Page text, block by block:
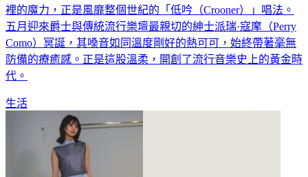
裡的魔力，正是風靡整個世紀的「低吟（Crooner）」唱法。
五月迎來爵士與傳統流行樂壇最親切的紳士派瑞·寇摩（Perry
Como）冥誕，其嗓音如同溫度剛好的熱可可，始終帶著毫無
防備的療癒感。正是這股溫柔，開創了流行音樂史上的黃金時
代。
生活